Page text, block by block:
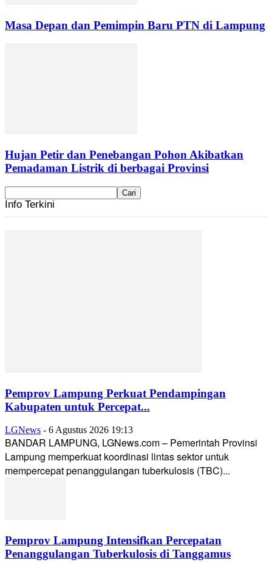
Masa Depan dan Pemimpin Baru PTN di Lampung
Hujan Petir dan Penebangan Pohon Akibatkan
Pemadaman Listrik di berbagai Provinsi
Info Terkini
Pemprov Lampung Perkuat Pendampingan
Kabupaten untuk Percepat...
LGNews - 6 Agustus 2026 19:13
BANDAR LAMPUNG, LGNews.com – Pemerintah Provinsi
Lampung memperkuat koordinasi lintas sektor untuk
mempercepat penanggulangan tuberkulosis (TBC)...
Pemprov Lampung Intensifkan Percepatan
Penanggulangan Tuberkulosis di Tanggamus